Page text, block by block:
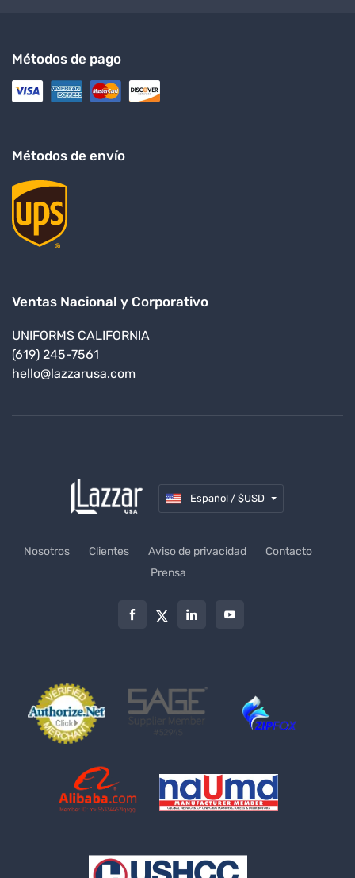
Métodos de pago
Métodos de envío
Ventas Nacional y Corporativo
UNIFORMS CALIFORNIA
(619) 245-7561
hello@lazzarusa.com
Español / $USD
Nosotros Clientes Aviso de privacidad
Contacto
Prensa